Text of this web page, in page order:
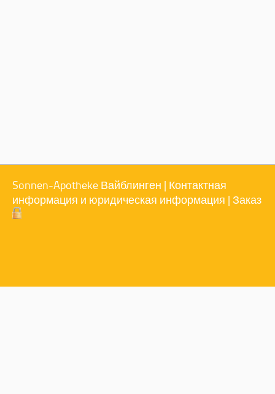
Sonnen-Apotheke Вайблинген | Контактная
информация и юридическая информация | Заказ